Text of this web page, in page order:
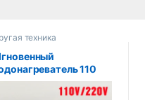
техника
110
220 В, 3000 Вт/5500
настенные